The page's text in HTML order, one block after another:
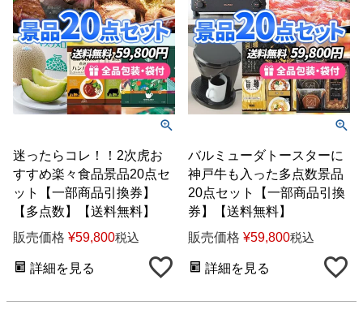
迷ったらコレ！！2次虎お
すすめ楽々食品景品20点セ
ット【一部商品引換券】
【多点数】【送料無料】
販売価格 ¥59,800税込
詳細を見る
バルミューダトースターに
神戸牛も入った多点数景品
20点セット【一部商品引換
券】【送料無料】
販売価格 ¥59,800税込
詳細を見る